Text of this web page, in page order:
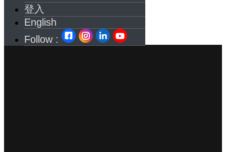
登入
English
Follow :